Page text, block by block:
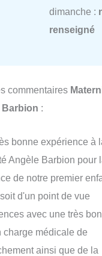
dimanche :
renseigné
commentaires
:
bonne expérience à
Angèle Barbion pour
de notre premier
d'un point de vue
avec une très
charge médicale de
ainsi que de la